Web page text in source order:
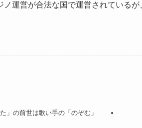
ノ運営が合法な国で運営されている
」の前世は歌い手の「のぞむ」